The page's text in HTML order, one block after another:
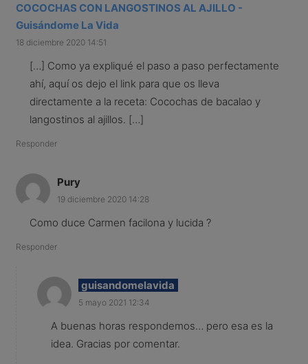
COCOCHAS CON LANGOSTINOS AL AJILLO -
Guisándome La Vida
18 diciembre 2020 14:51
[…] Como ya expliqué el paso a paso perfectamente
ahí, aquí os dejo el link para que os lleva
directamente a la receta: Cocochas de bacalao y
langostinos al ajillos. […]
Responder
Pury
19 diciembre 2020 14:28
Como duce Carmen facilona y lucida ?
Responder
guisandomelavida
5 mayo 2021 12:34
A buenas horas respondemos… pero esa es la
idea. Gracias por comentar.